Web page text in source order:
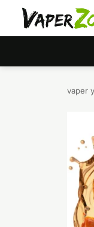
Saltar
contenido
vaper